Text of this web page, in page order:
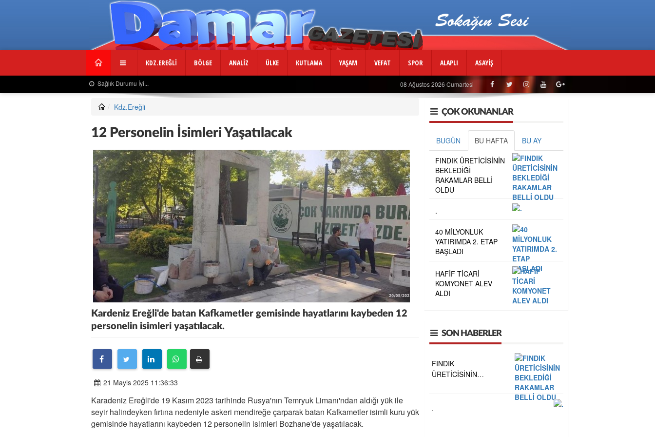
KDZ.EREĞLİ BÖLGE ANALİZ ÜLKE KUTLAMA YAŞAM VEFAT SPOR ALAPLI ASAYİŞ
Sağlık Durumu İyi... Usta Gazeteciden Sevindiren Haber....
08 Ağustos 2026 Cumartesi
Kdz.Ereğli
12 Personelin İsimleri Yaşatılacak
Kardeniz Ereğli'de batan Kafkametler gemisinde hayatlarını kaybeden 12
personelin isimleri yaşatılacak.
21 Mayis 2025 11:36:33
Karadeniz Ereğli'de 19 Kasım 2023 tarihinde Rusya'nın Temryuk Limanı'ndan aldığı yük ile
seyir halindeyken fırtına nedeniyle askeri mendireğe çarparak batan Kafkametler isimli kuru yük
gemisinde hayatlarını kaybeden 12 personelin isimleri Bozhane'de yaşatılacak.
ÇOK OKUNANLAR
BUGÜN BU HAFTA BU AY
FINDIK ÜRETİCİSİNİN
BEKLEDİĞİ
RAKAMLAR BELLİ
OLDU
.
40 MİLYONLUK
YATIRIMDA 2. ETAP
BAŞLADI
HAFİF TİCARİ
KOMYONET ALEV
ALDI
SON HABERLER
FINDIK
ÜRETİCİSİNİN
.